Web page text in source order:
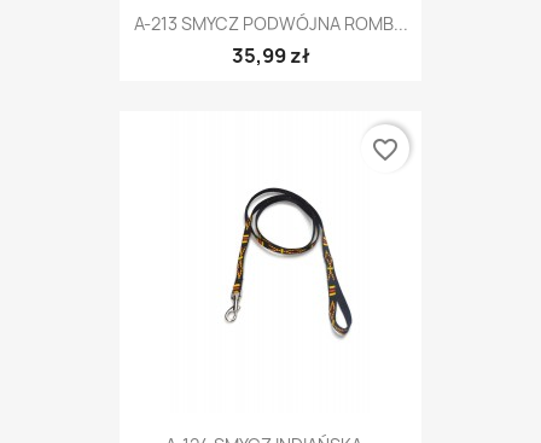
A-213 SMYCZ PODWÓJNA ROMB...
35,99 zł
favorite_border